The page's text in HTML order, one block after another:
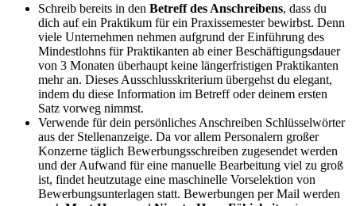
Schreib bereits in den Betreff des Anschreibens, dass du
dich auf ein Praktikum für ein Praxissemester bewirbst. Denn
viele Unternehmen nehmen aufgrund der Einführung des
Mindestlohns für Praktikanten ab einer Beschäftigungsdauer
von 3 Monaten überhaupt keine längerfristigen Praktikanten
mehr an. Dieses Ausschlusskriterium übergehst du elegant,
indem du diese Information im Betreff oder deinem ersten
Satz vorweg nimmst.
Verwende für dein persönliches Anschreiben Schlüsselwörter
aus der Stellenanzeige. Da vor allem Personalern großer
Konzerne täglich Bewerbungsschreiben zugesendet werden
und der Aufwand für eine manuelle Bearbeitung viel zu groß
ist, findet heutzutage eine maschinelle Vorselektion von
Bewerbungsunterlagen statt. Bewerbungen per Mail werden